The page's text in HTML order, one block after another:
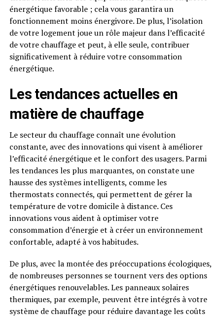
énergétique favorable ; cela vous garantira un
fonctionnement moins énergivore. De plus, l’isolation
de votre logement joue un rôle majeur dans l’efficacité
de votre chauffage et peut, à elle seule, contribuer
significativement à réduire votre consommation
énergétique.
Les tendances actuelles en
matière de chauffage
Le secteur du chauffage connaît une évolution
constante, avec des innovations qui visent à améliorer
l’efficacité énergétique et le confort des usagers. Parmi
les tendances les plus marquantes, on constate une
hausse des systèmes intelligents, comme les
thermostats connectés, qui permettent de gérer la
température de votre domicile à distance. Ces
innovations vous aident à optimiser votre
consommation d’énergie et à créer un environnement
confortable, adapté à vos habitudes.
De plus, avec la montée des préoccupations écologiques,
de nombreuses personnes se tournent vers des options
énergétiques renouvelables. Les panneaux solaires
thermiques, par exemple, peuvent être intégrés à votre
système de chauffage pour réduire davantage les coûts